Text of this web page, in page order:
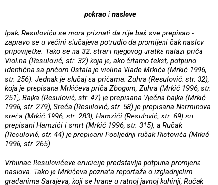
pokrao i naslove
Ipak, Resuloviću se mora priznati da nije baš sve prepisao -
zapravo se u većini slučajeva potrudio da promijeni čak naslov
pripovijetke. Tako se na 32. strani njegovog uratka nalazi priča
Violina (Resulović, str. 32) koja je, ako čitamo tekst, potpuno
identična sa pričom Ostala je violina Vlade Mrkića (Mrkić 1996,
str. 256). Jednak je slučaj sa pričama: Zuhra (Resulović, str. 32),
koja je prepisana Mrkićeva priča Zbogom, Zuhra (Mrkić 1996, str.
251), Bajka (Resulović, str. 47) je prepisana Vječna bajka (Mrkić
1996, str. 279), Sreća (Resulović, str. 58) je prepisana Nerminova
sreća (Mrkić 1996, str. 283), Hamzići (Resulović, str. 69) su
prepisani Hamzići i smrt (Mrkić 1996, str. 315), a Ručak
(Resulović, str. 44) je prepisani Posljednji ručak Ristovića (Mrkić
1996, str. 265).
Vrhunac Resulovićeve erudicije predstavlja potpuna promjena
naslova. Tako je Mrkićeva poznata reportaža o izgladnjelim
građanima Sarajeva, koji se hrane u ratnoj javnoj kuhinji, Ručak